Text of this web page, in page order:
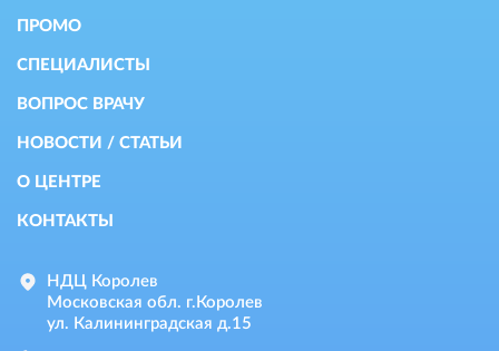
ПРОМО
СПЕЦИАЛИСТЫ
ВОПРОС ВРАЧУ
НОВОСТИ / СТАТЬИ
О ЦЕНТРЕ
КОНТАКТЫ
НДЦ Королев
Московская обл. г.Королев
ул. Калининградская д.15